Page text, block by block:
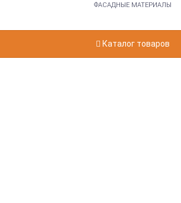
ФАСАДНЫЕ МАТЕРИАЛЫ
Каталог товаров